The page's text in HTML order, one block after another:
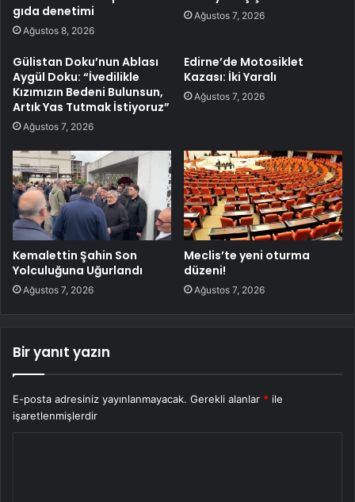
gıda denetimi
Ağustos 8, 2026
Ağustos 7, 2026
Gülistan Doku’nun Ablası
Aygül Doku: “İvedilikle
Kızımızın Bedeni Bulunsun,
Artık Yas Tutmak İstiyoruz”
Ağustos 7, 2026
Edirne’de Motosiklet
Kazası: İki Yaralı
Ağustos 7, 2026
Kemalettin Şahin Son
Yolculuğuna Uğurlandı
Ağustos 7, 2026
Meclis’te yeni oturma
düzeni!
Ağustos 7, 2026
Bir yanıt yazın
E-posta adresiniz yayınlanmayacak. Gerekli alanlar * ile
işaretlenmişlerdir